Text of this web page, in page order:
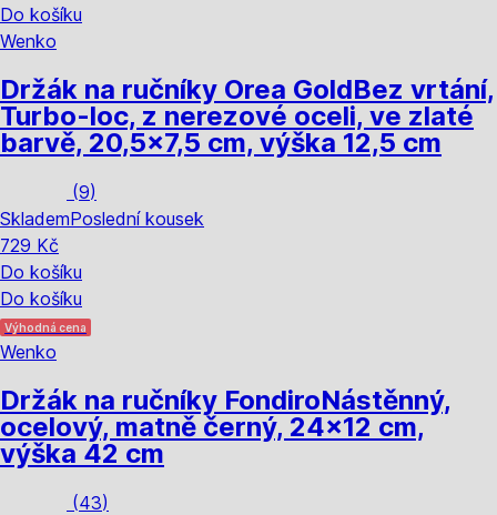
Do košíku
Wenko
Držák na ručníky Orea GoldBez vrtání,
Turbo-loc, z nerezové oceli, ve zlaté
barvě, 20,5x7,5 cm, výška 12,5 cm
(9)
SklademPoslední kousek
729 Kč
Do košíku
Do košíku
Výhodná cena
Wenko
Držák na ručníky FondiroNástěnný,
ocelový, matně černý, 24x12 cm,
výška 42 cm
(43)